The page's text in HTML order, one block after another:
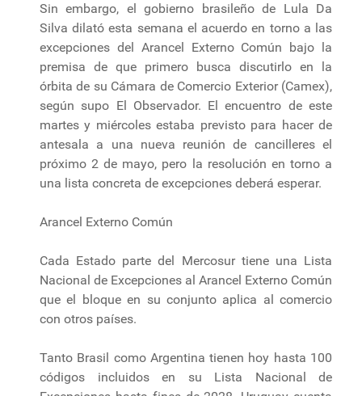
Sin embargo, el gobierno brasileño de Lula Da
Silva dilató esta semana el acuerdo en torno a las
excepciones del Arancel Externo Común bajo la
premisa de que primero busca discutirlo en la
órbita de su Cámara de Comercio Exterior (Camex),
según supo El Observador. El encuentro de este
martes y miércoles estaba previsto para hacer de
antesala a una nueva reunión de cancilleres el
próximo 2 de mayo, pero la resolución en torno a
una lista concreta de excepciones deberá esperar.
Arancel Externo Común
Cada Estado parte del Mercosur tiene una Lista
Nacional de Excepciones al Arancel Externo Común
que el bloque en su conjunto aplica al comercio
con otros países.
Tanto Brasil como Argentina tienen hoy hasta 100
códigos incluidos en su Lista Nacional de